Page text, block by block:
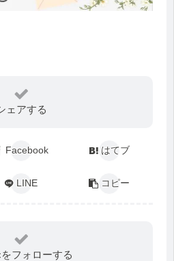
ェアする
Facebook はてブ
LINE コピー
フォローする